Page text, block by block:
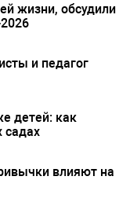
жизни, обсудили
и педагог
детей: как
садах
влияют на